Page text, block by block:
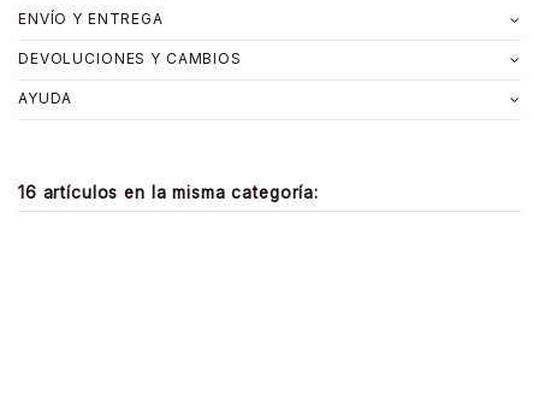
ENVÍO Y ENTREGA
DEVOLUCIONES Y CAMBIOS
AYUDA
16 artículos en la misma categoría: